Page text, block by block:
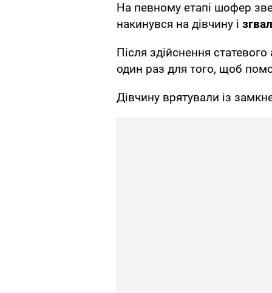
На певному етапі шофер
накинувся на дівчину і
Після здійснення
один раз для того, щоб
Дівчину врятували із